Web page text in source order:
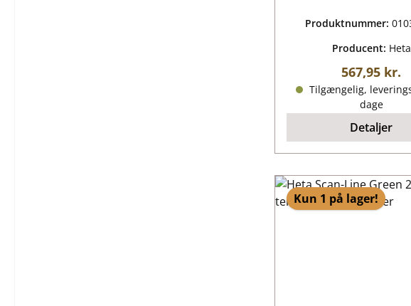
Produktnummer:
Producent: Heta
Almindelig
567,95 kr.
Tilgængelig,
dage
Detaljer
Kun 1 på lager!